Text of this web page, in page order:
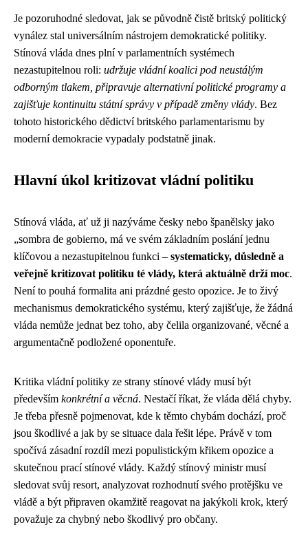
Je pozoruhodné sledovat, jak se původně čistě britský politický
vynález stal universálním nástrojem demokratické politiky.
Stínová vláda dnes plní v parlamentních systémech
nezastupitelnou roli: udržuje vládní koalici pod neustálým
odborným tlakem, připravuje alternativní politické programy a
zajišťuje kontinuitu státní správy v případě změny vlády. Bez
tohoto historického dědictví britského parlamentarismu by
moderní demokracie vypadaly podstatně jinak.
Hlavní úkol kritizovat vládní politiku
Stínová vláda, ať už ji nazýváme česky nebo španělsky jako
„sombra de gobierno, má ve svém základním poslání jednu
klíčovou a nezastupitelnou funkci – systematicky, důsledně a
veřejně kritizovat politiku té vlády, která aktuálně drží moc.
Není to pouhá formalita ani prázdné gesto opozice. Je to živý
mechanismus demokratického systému, který zajišťuje, že žádná
vláda nemůže jednat bez toho, aby čelila organizované, věcné a
argumentačně podložené oponentuře.
Kritika vládní politiky ze strany stínové vlády musí být
především konkrétní a věcná. Nestačí říkat, že vláda dělá chyby.
Je třeba přesně pojmenovat, kde k těmto chybám dochází, proč
jsou škodlivé a jak by se situace dala řešit lépe. Právě v tom
spočívá zásadní rozdíl mezi populistickým křikem opozice a
skutečnou prací stínové vlády. Každý stínový ministr musí
sledovat svůj resort, analyzovat rozhodnutí svého protějšku ve
vládě a být připraven okamžitě reagovat na jakýkoli krok, který
považuje za chybný nebo škodlivý pro občany.